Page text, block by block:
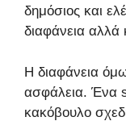
δημόσιος και
διαφάνεια αλλά
Η διαφάνεια
ασφάλεια. Ένα
κακόβουλο